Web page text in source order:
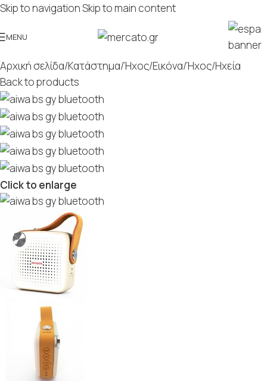
Skip to navigationSkip to main content
MENU
Αρχική σελίδα/Κατάστημα/Ήχος/Εικόνα/Ήχος/Ηχεία
Back to products
Click to enlarge